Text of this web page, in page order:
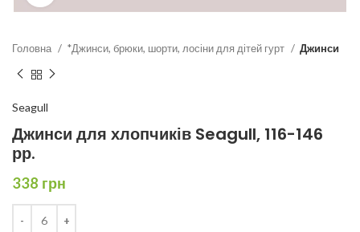
Головна *Джинси, брюки, шорти, лосіни для дітей гурт Джинси
Seagull
Джинси для хлопчиків Seagull, 116-146
рр.
338 грн